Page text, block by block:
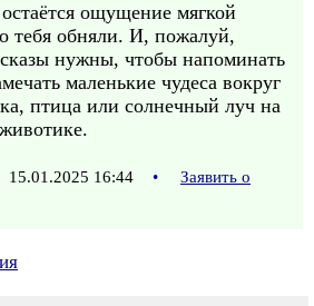
ощущение мягкой
тебя обняли. И, пожалуй,
нужны, чтобы напоминать
маленькие чудеса вокруг
птица или солнечный луч на
15.01.2025 16:44 •
Заявить о